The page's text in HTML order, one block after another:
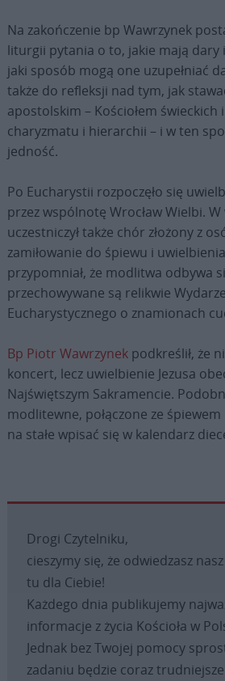
Na zakończenie bp Wawrzynek
liturgii pytania o to, jakie mają dary
jaki sposób mogą one uzupełniać
także do refleksji nad tym, jak
apostolskim – Kościołem świeckich
charyzmatu i hierarchii – i w ten
jedność.
Po Eucharystii rozpoczęło się
przez wspólnotę Wrocław Wielbi.
uczestniczył także chór złożony z
zamiłowanie do śpiewu i
przypomniał, że modlitwa odbywa
przechowywane są relikwie
Eucharystycznego o znamionach
Bp Piotr Wawrzynekpodkreślił, że
koncert, lecz uwielbienie Jezusa
Najświętszym Sakramencie.
modlitewne, połączone ze
na stałe wpisać się w kalendarz
Drogi Czytelniku,
cieszymy się, że odwiedzasz
tu dla Ciebie!
Każdego dnia publikujemy
informacje z życia Kościoła w
Jednak bez Twojej pomocy
zadaniu będzie coraz